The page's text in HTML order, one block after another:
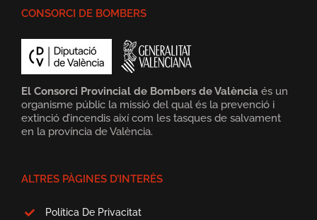
CONSORCI DE BOMBERS
El Consorci Provincial de Bombers de València és un
organisme públic la missió del qual és la prevenció i
extinció d’incendis així com les tasques de salvament
en la província de València.
ALTRES PÀGINES D’INTERÈS
Política De Privacitat